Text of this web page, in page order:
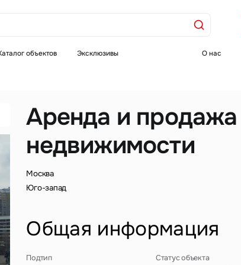
объектов Эксклюзивы О нас
Аренда и продажа
недвижимости
Москва
Юго-запад
Общая информация
Подтип Статус объекта
Это обязательное поле
Введен неверный формат